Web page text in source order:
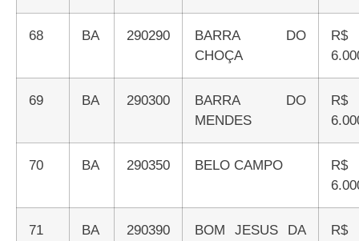
68 BA 290290
BARRA DO
CHOÇA
R$
69 BA 290300
BARRA DO
MENDES
R$
70 BA 290350 BELO CAMPO
R$
71 BA 290390
BOM JESUS DA
R$